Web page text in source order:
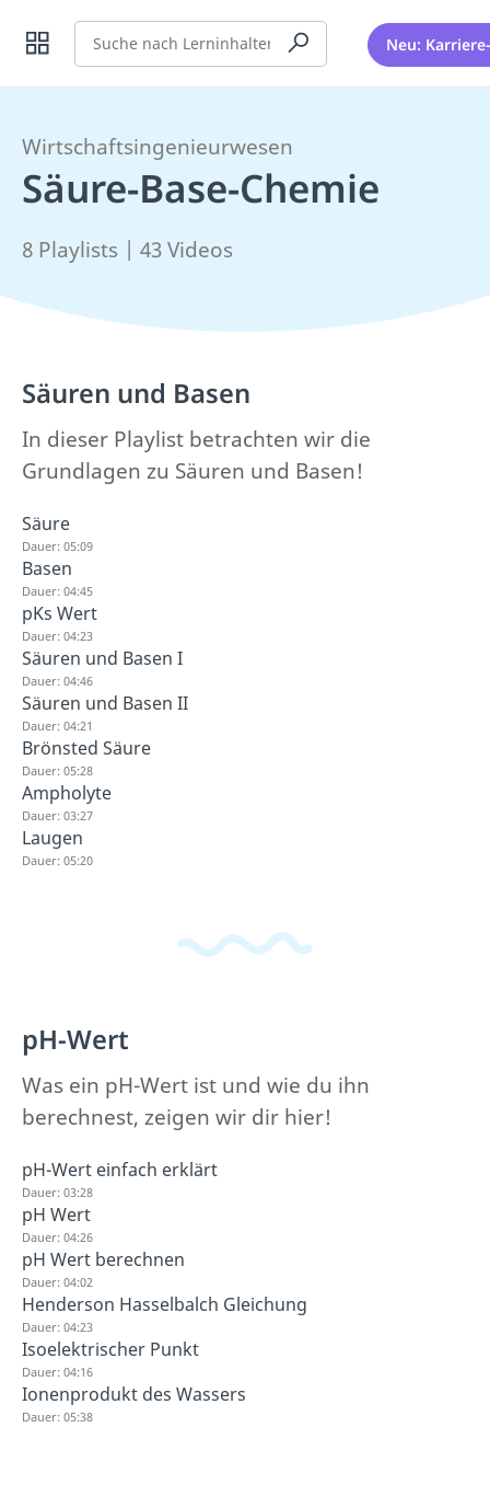
Suche Neu:
Wirtschaftsingenieurwesen
Säure-Base-Chemie
8 Playlists | 43 Videos
Säuren und Basen
In dieser Playlist betrachten wir die
Grundlagen zu Säuren und Basen!
Säure
Dauer: 05:09
Basen
Dauer: 04:45
pKs Wert
Dauer: 04:23
Säuren und Basen I
Dauer: 04:46
Säuren und Basen II
Dauer: 04:21
Brönsted Säure
Dauer: 05:28
Ampholyte
Dauer: 03:27
Laugen
Dauer: 05:20
pH-Wert
Was ein pH-Wert ist und wie du ihn
berechnest, zeigen wir dir hier!
pH-Wert einfach erklärt
Dauer: 03:28
pH Wert
Dauer: 04:26
pH Wert berechnen
Dauer: 04:02
Henderson Hasselbalch Gleichung
Dauer: 04:23
Isoelektrischer Punkt
Dauer: 04:16
Ionenprodukt des Wassers
Dauer: 05:38